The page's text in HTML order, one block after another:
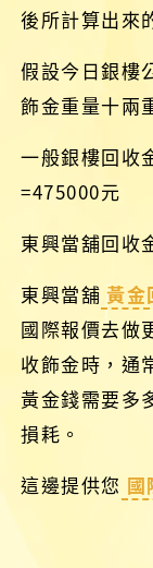
後所計算出來
假設今日銀樓
飾金重量十兩
一般銀樓回收
=475000元
東興當舖回收
東興當舖 黃金
國際報價去做
收飾金時，通
黃金錢需要多
損耗。
這邊提供您 國